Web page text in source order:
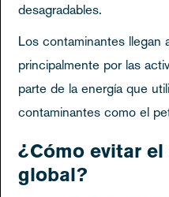
desagradables.
Los contaminantes llegan
principalmente por las
parte de la energía que
contaminantes como el
¿Cómo evitar
global?